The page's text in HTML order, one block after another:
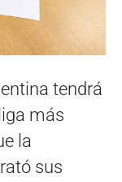
tendrá
más
la
sus